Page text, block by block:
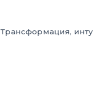
Трансформация,